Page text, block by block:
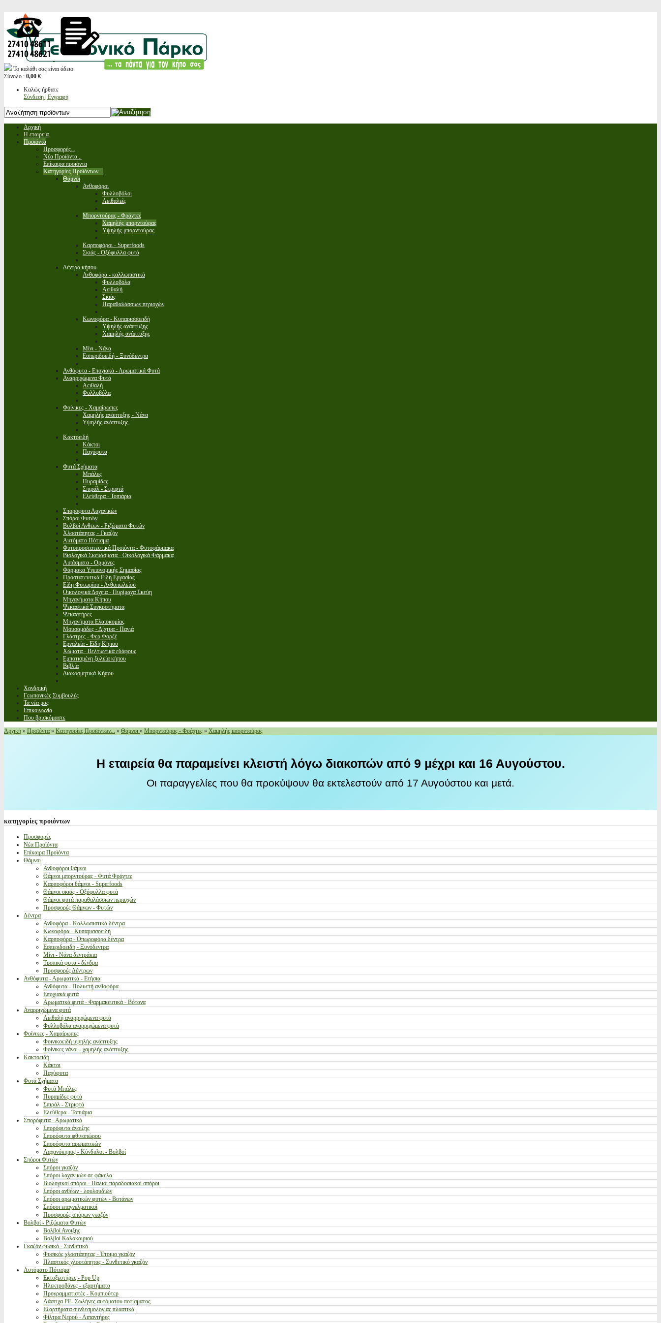
Το καλάθι σας είναι άδειο.
Σύνολο : 0,00 €
Καλώς ήρθατε
Σύνδεση | Εγγραφή
Αρχική
Η εταιρεία
Προϊόντα
Προσφορές...
Νέα Προϊόντα...
Επίκαιρα προϊόντα
Κατηγορίες Προϊόντων...
Θάμνοι
Ανθοφόροι
Φυλλοβόλοι
Αειθαλείς
Μπορντούρας - Φράχτες
Χαμηλής μπορντούρας
Υψηλής μπορντούρας
Καρποφόροι - Superfoods
Σκιάς - Οξύφυλλα φυτά
Δέντρα κήπου
Ανθοφόρα - καλλωπιστικά
Φυλλοβόλα
Αειθαλή
Σκιάς
Παραθαλάσσιων περιοχών
Κωνοφόρα - Κυπαρισσοειδή
Υψηλής ανάπτυξης
Χαμηλής ανάπτυξης
Μίνι - Νάνα
Εσπεριδοειδή - Ξυνόδεντρα
Ανθόφυτα - Εποχιακά - Αρωματικά Φυτά
Αναρριχώμενα Φυτά
Αειθαλή
Φυλλοβόλα
Φοίνικες - Χαμαίρωπες
Χαμηλής ανάπτυξης - Νάνα
Υψηλής ανάπτυξης
Κακτοειδή
Κάκτοι
Παχύφυτα
Φυτά Σχήματα
Μπάλες
Πυραμίδες
Σπιράλ - Στριφτά
Ελεύθερα - Τοπιάρια
Σπορόφυτα Λαχανικών
Σπόροι Φυτών
Βολβοί Ανθεων - Ριζώματα Φυτών
Χλοοτάπητας - Γκαζόν
Αυτόματο Πότισμα
Φυτοπροστατευτικά Προϊόντα - Φυτοφάρμακα
Βιολογικά Σκευάσματα - Οικολογικά Φάρμακα
Λιπάσματα - Ορμόνες
Φάρμακα Υγειονομικής Σημασίας
Προστατευτικά Είδη Εργασίας
Είδη Φυτωρίου - Ανθοπωλείου
Οικολογικά Δοχεία - Πυρίμαχα Σκεύη
Μηχανήματα Κήπου
Ψεκαστικά Συγκροτήματα
Ψεκαστήρες
Μηχανήματα Ελαιοκομίας
Μουσαμάδες - Δίχτυα - Πανιά
Γλάστρες - Φερ Φορζέ
Εργαλεία - Είδη Κήπου
Χώματα - Βελτιωτικά εδάφους
Εμποτισμένη ξυλεία κήπου
Βιβλία
Διακοσμητικά Κήπου
Χονδρική
Γεωπονικές Συμβουλές
Τα νέα μας
Επικοινωνία
Που βρισκόμαστε
Αρχική » Προϊόντα » Κατηγορίες Προϊόντων... » Θάμνοι » Μπορντούρας - Φράχτες » Χαμηλής μπορντούρας
Η εταιρεία θα παραμείνει κλειστή λόγω διακοπών από 9 μέχρι και 16 Αυγούστου.
Οι παραγγελίες που θα προκύψουν θα εκτελεστούν από 17 Αυγούστου και μετά.
κατηγορίες προιόντων
Προσφορές
Νέα Προϊόντα
Επίκαιρα Προϊόντα
Θάμνοι
Ανθοφόροι θάμνοι
Θάμνοι μπορντούρας - Φυτά Φράχτες
Καρποφόροι θάμνοι - Superfoods
Θάμνοι σκιάς - Οξύφυλλα φυτά
Θάμνοι φυτά παραθαλάσσιων περιοχών
Προσφορές Θάμνων - Φυτών
Δέντρα
Ανθοφόρα - Καλλωπιστικά δέντρα
Κωνοφόρα - Κυπαρισσοειδή
Καρποφόρα - Οπωροφόρα δέντρα
Εσπεριδοειδή - Ξυνόδεντρα
Μίνι - Νάνα δεντράκια
Τροπικά φυτά - δένδρα
Προσφορές Δέντρων
Ανθόφυτα - Αρωματικά - Ετήσια
Ανθόφυτα - Πολυετή ανθοφόρα
Εποχιακά φυτά
Αρωματικά φυτά - Φαρμακευτικά - Βότανα
Αναρριχώμενα φυτά
Αειθαλή αναρριχώμενα φυτά
Φυλλοβόλα αναρριχώμενα φυτά
Φοίνικες - Χαμαίρωπες
Φοινικοειδή υψηλής ανάπτυξης
Φοίνικες νάνοι - χαμηλής ανάπτυξης
Κακτοειδή
Κάκτοι
Παχύφυτα
Φυτά Σχήματα
Φυτά Μπάλες
Πυραμίδες φυτά
Σπιράλ - Στριφτά
Ελεύθερα - Τοπιάρια
Σπορόφυτα - Αρωματικά
Σπορόφυτα άνοιξης
Σπορόφυτα φθινοπώρου
Σπορόφυτα αρωματικών
Λαχανόκηπος - Κόνδυλοι - Βολβοί
Σπόροι Φυτών
Σπόροι γκαζόν
Σπόροι λαχανικών σε φάκελα
Βιολογικοί σπόροι - Παλιοί παραδοσιακοί σπόροι
Σπόροι ανθέων - λουλουδιών
Σπόροι αρωματικών φυτών - Βοτάνων
Σπόροι επαγγελματικοί
Προσφορές σπόρων γκαζόν
Βολβοί - Ριζώματα Φυτών
Βολβοί Ανοιξης
Βολβοί Καλοκαιριού
Γκαζόν φυσικό - Συνθετικό
Φυσικός χλοοτάπητας - Έτοιμο γκαζόν
Πλαστικός χλοοτάπητας - Συνθετικό γκαζόν
Αυτόματο Πότισμα
Εκτοξευτήρες - Pop Up
Ηλεκτροβάνες - εξαρτήματα
Προγραμματιστές - Κομπιούτερ
Λάστιχα PE- Σωλήνες αυτόματου ποτίσματος
Εξαρτήματα συνδεσμολογίας πλαστικά
Φίλτρα Νερού - Λιπαντήρες